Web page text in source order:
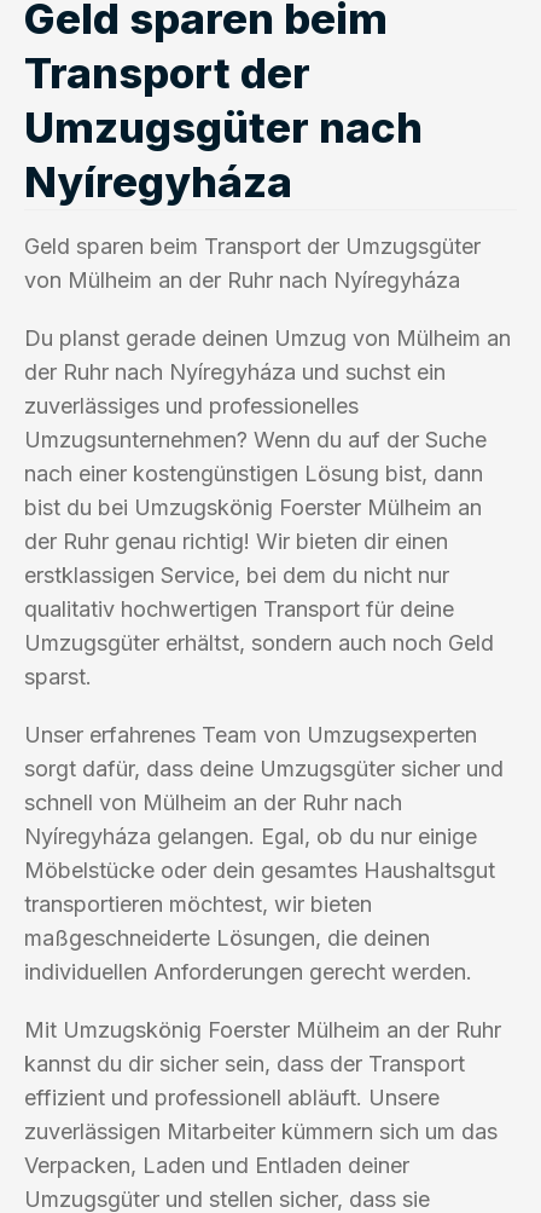
Geld sparen beim
Transport der
Umzugsgüter nach
Nyíregyháza
Geld sparen beim Transport der Umzugsgüter
von Mülheim an der Ruhr nach Nyíregyháza
Du planst gerade deinen Umzug von Mülheim an
der Ruhr nach Nyíregyháza und suchst ein
zuverlässiges und professionelles
Umzugsunternehmen? Wenn du auf der Suche
nach einer kostengünstigen Lösung bist, dann
bist du bei Umzugskönig Foerster Mülheim an
der Ruhr genau richtig! Wir bieten dir einen
erstklassigen Service, bei dem du nicht nur
qualitativ hochwertigen Transport für deine
Umzugsgüter erhältst, sondern auch noch Geld
sparst.
Unser erfahrenes Team von Umzugsexperten
sorgt dafür, dass deine Umzugsgüter sicher und
schnell von Mülheim an der Ruhr nach
Nyíregyháza gelangen. Egal, ob du nur einige
Möbelstücke oder dein gesamtes Haushaltsgut
transportieren möchtest, wir bieten
maßgeschneiderte Lösungen, die deinen
individuellen Anforderungen gerecht werden.
Mit Umzugskönig Foerster Mülheim an der Ruhr
kannst du dir sicher sein, dass der Transport
effizient und professionell abläuft. Unsere
zuverlässigen Mitarbeiter kümmern sich um das
Verpacken, Laden und Entladen deiner
Umzugsgüter und stellen sicher, dass sie